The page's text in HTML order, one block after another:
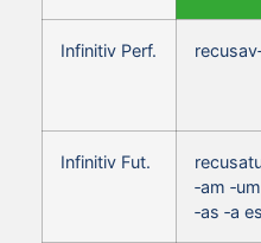
Infinitiv Perf.
Infinitiv Fut.
‑am
‑as ‑a